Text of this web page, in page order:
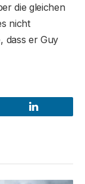
die gleichen
nicht
dass er Guy
LinkedIn